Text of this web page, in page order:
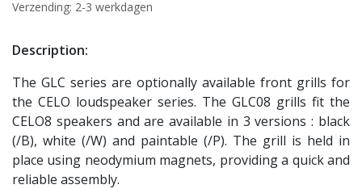
Verzending: 2-3 werkdagen
Description:
The GLC series are optionally available front grills for
the CELO loudspeaker series. The GLC08 grills fit the
CELO8 speakers and are available in 3 versions : black
(/B), white (/W) and paintable (/P). The grill is held in
place using neodymium magnets, providing a quick and
reliable assembly.